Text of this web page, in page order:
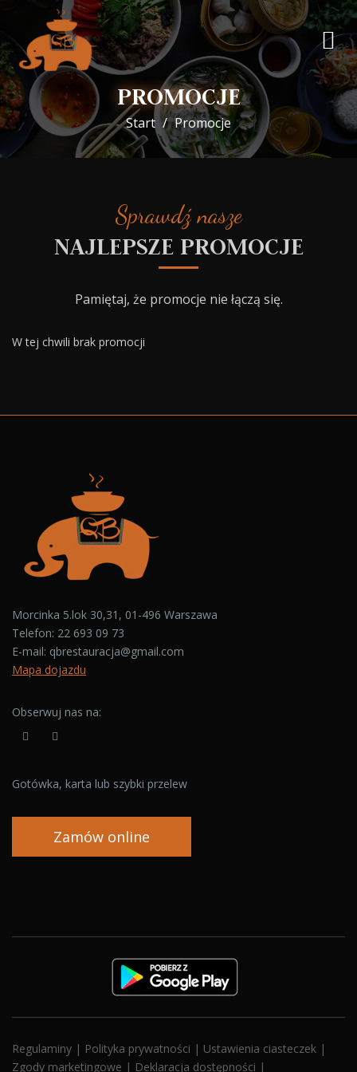
PROMOCJE
Start Promocje
Sprawdź nasze
NAJLEPSZE PROMOCJE
Pamiętaj, że promocje nie łączą się.
W tej chwili brak promocji
Morcinka 5.lok 30,31, 01-496 Warszawa
Telefon: 22 693 09 73
E-mail: qbrestauracja@gmail.com
Mapa dojazdu
Obserwuj nas na:
Gotówka, karta lub szybki przelew
Zamów online
Regulaminy | Polityka prywatności | Ustawienia ciasteczek |
Zgody marketingowe | Deklaracja dostępności |